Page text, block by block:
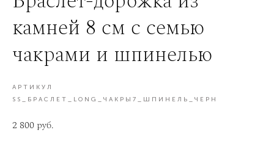
камней 8 см с семью
чакрами и шпинелью
АРТИКУЛ
SS_БРАСЛЕТ_LONG_ЧАКРЫ7_ШПИНЕЛЬ_ЧЕРН
2 800 pуб.